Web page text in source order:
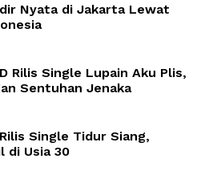
Nyata di Jakarta Lewat
Rilis Single Lupain Aku Plis,
Sentuhan Jenaka
Single Tidur Siang,
di Usia 30